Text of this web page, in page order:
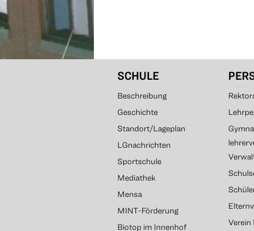
SCHULE
Beschreibung
Geschichte
Standort/Lageplan
LGnachrichten
Sportschule
Mediathek
Mensa
MINT-Förderung
Biotop im Innenhof
Verein